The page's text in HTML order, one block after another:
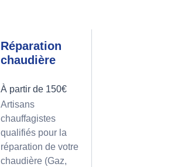
Réparation
chaudière
À partir de 150€
Artisans
chauffagistes
qualifiés pour la
réparation de votre
chaudière (Gaz,